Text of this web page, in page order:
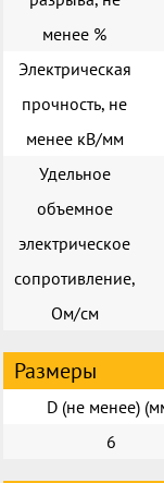
менее %
Электрическая
прочность, не
менее кВ/мм
Удельное
объемное
электрическое
сопротивление,
Ом/см
Размеры
D (не менее)
6